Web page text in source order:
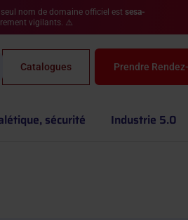
nom de domaine officiel est sesa-
vigilants. ⚠️
Catalogues Prendre
sécurité Industrie 5.0